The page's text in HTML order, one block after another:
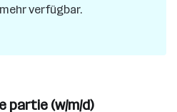
verfügbar.
partie (w/m/d)